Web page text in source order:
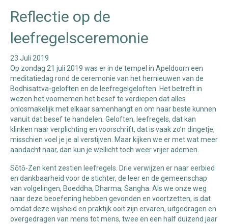
Reflectie op de
leefregelsceremonie
23 Juli 2019
Op zondag 21 juli 2019 was er in de tempel in Apeldoorn een
meditatiedag rond de ceremonie van het hernieuwen van de
Bodhisattva-geloften en de leefregelgeloften. Het betreft in
wezen het voornemen het besef te verdiepen dat alles
onlosmakelijk met elkaar samenhangt en om naar beste kunnen
vanuit dat besef te handelen. Geloften, leefregels, dat kan
klinken naar verplichting en voorschrift, dat is vaak zo’n dingetje,
misschien voel je je al verstijven. Maar kijken we er met wat meer
aandacht naar, dan kun je wellicht toch weer vrijer ademen.
Sōtō-Zen kent zestien leefregels. Drie verwijzen er naar eerbied
en dankbaarheid voor de stichter, de leer en de gemeenschap
van volgelingen, Boeddha, Dharma, Sangha. Als we onze weg
naar deze beoefening hebben gevonden en voortzetten, is dat
omdat deze wijsheid en praktijk ooit zijn ervaren, uitgedragen en
overgedragen van mens tot mens, twee en een half duizend jaar